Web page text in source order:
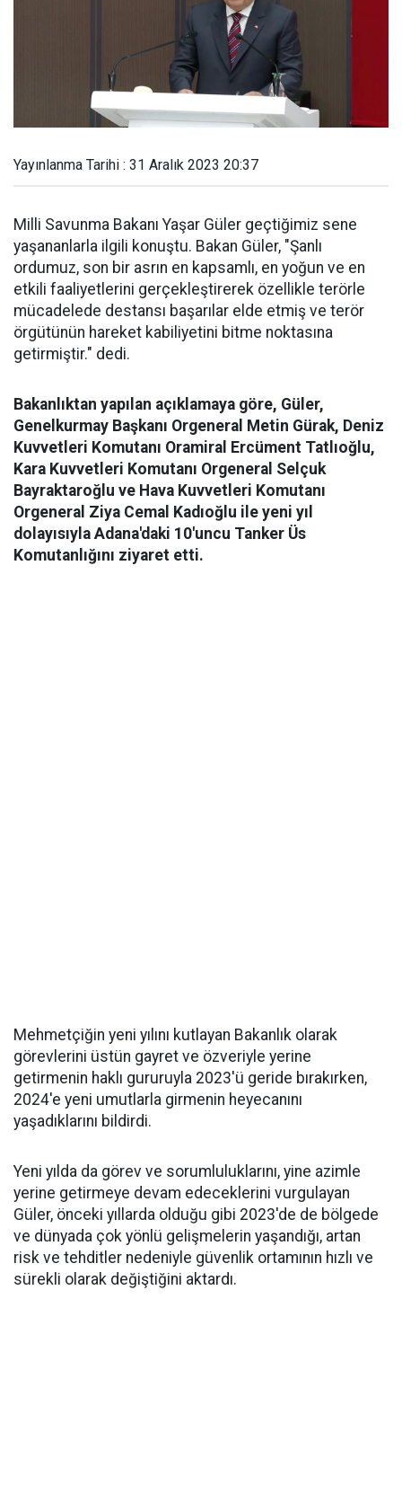
Yayınlanma Tarihi : 31 Aralık 2023 20:37
Milli Savunma Bakanı Yaşar Güler geçtiğimiz sene
yaşananlarla ilgili konuştu. Bakan Güler, "Şanlı
ordumuz, son bir asrın en kapsamlı, en yoğun ve en
etkili faaliyetlerini gerçekleştirerek özellikle terörle
mücadelede destansı başarılar elde etmiş ve terör
örgütünün hareket kabiliyetini bitme noktasına
getirmiştir." dedi.
Bakanlıktan yapılan açıklamaya göre, Güler,
Genelkurmay Başkanı Orgeneral Metin Gürak, Deniz
Kuvvetleri Komutanı Oramiral Ercüment Tatlıoğlu,
Kara Kuvvetleri Komutanı Orgeneral Selçuk
Bayraktaroğlu ve Hava Kuvvetleri Komutanı
Orgeneral Ziya Cemal Kadıoğlu ile yeni yıl
dolayısıyla Adana'daki 10'uncu Tanker Üs
Komutanlığını ziyaret etti.
Mehmetçiğin yeni yılını kutlayan Bakanlık olarak
görevlerini üstün gayret ve özveriyle yerine
getirmenin haklı gururuyla 2023'ü geride bırakırken,
2024'e yeni umutlarla girmenin heyecanını
yaşadıklarını bildirdi.
Yeni yılda da görev ve sorumluluklarını, yine azimle
yerine getirmeye devam edeceklerini vurgulayan
Güler, önceki yıllarda olduğu gibi 2023'de de bölgede
ve dünyada çok yönlü gelişmelerin yaşandığı, artan
risk ve tehditler nedeniyle güvenlik ortamının hızlı ve
sürekli olarak değiştiğini aktardı.